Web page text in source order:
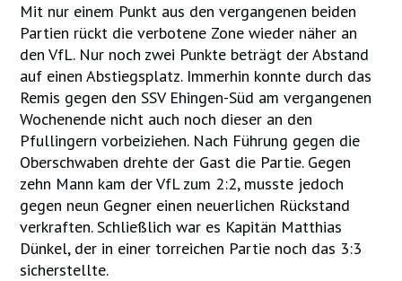
Mit nur einem Punkt aus den vergangenen beiden
Partien rückt die verbotene Zone wieder näher an
den VfL. Nur noch zwei Punkte beträgt der Abstand
auf einen Abstiegsplatz. Immerhin konnte durch das
Remis gegen den SSV Ehingen-Süd am vergangenen
Wochenende nicht auch noch dieser an den
Pfullingern vorbeiziehen. Nach Führung gegen die
Oberschwaben drehte der Gast die Partie. Gegen
zehn Mann kam der VfL zum 2:2, musste jedoch
gegen neun Gegner einen neuerlichen Rückstand
verkraften. Schließlich war es Kapitän Matthias
Dünkel, der in einer torreichen Partie noch das 3:3
sicherstellte.